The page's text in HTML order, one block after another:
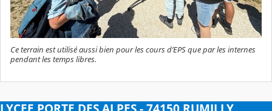
Ce terrain est utilisé aussi bien pour les cours d’EPS que par les internes
pendant les temps libres.